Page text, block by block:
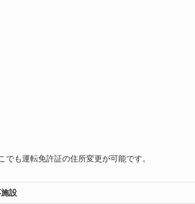
も運転免許証の住所変更が可能です。
設